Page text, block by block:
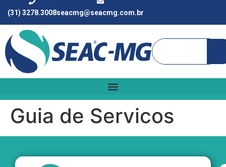
(31) 3278.3008seacmg@seacmg.com.br
Guia de Servicos